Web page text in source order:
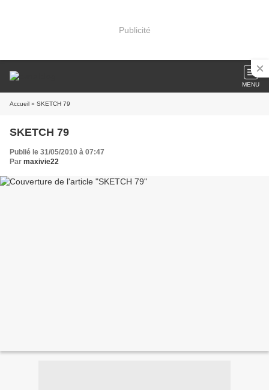
Publicité
MENU
Accueil » SKETCH 79
SKETCH 79
Publié le 31/05/2010 à 07:47
Par maxivie22